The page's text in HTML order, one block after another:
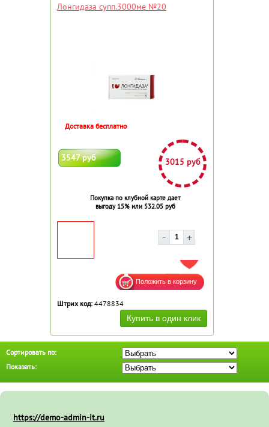
Лонгидаза супп.3000ме №20
3547 руб 3015 руб
Покупка по клубной карте дает
выгоду 15% или 532.05 руб
Доставка бесплатно
ДОБАВИТЬ В ИЗБРАННОЕ
Штрих код: 4478834
Сортировать по:
Показать:
https://demo-admin-it.ru